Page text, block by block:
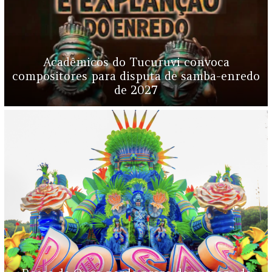
Acadêmicos do Tucuruvi convoca
compositores para disputa de samba-enredo
de 2027